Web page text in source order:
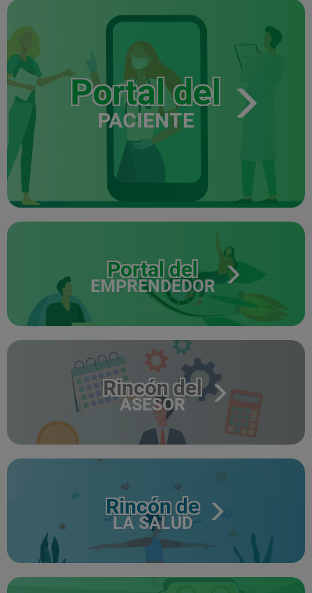
Portal del
PACIENTE
Portal del
EMPRENDEDOR
Rincón del
ASESOR
Rincón de
LA SALUD